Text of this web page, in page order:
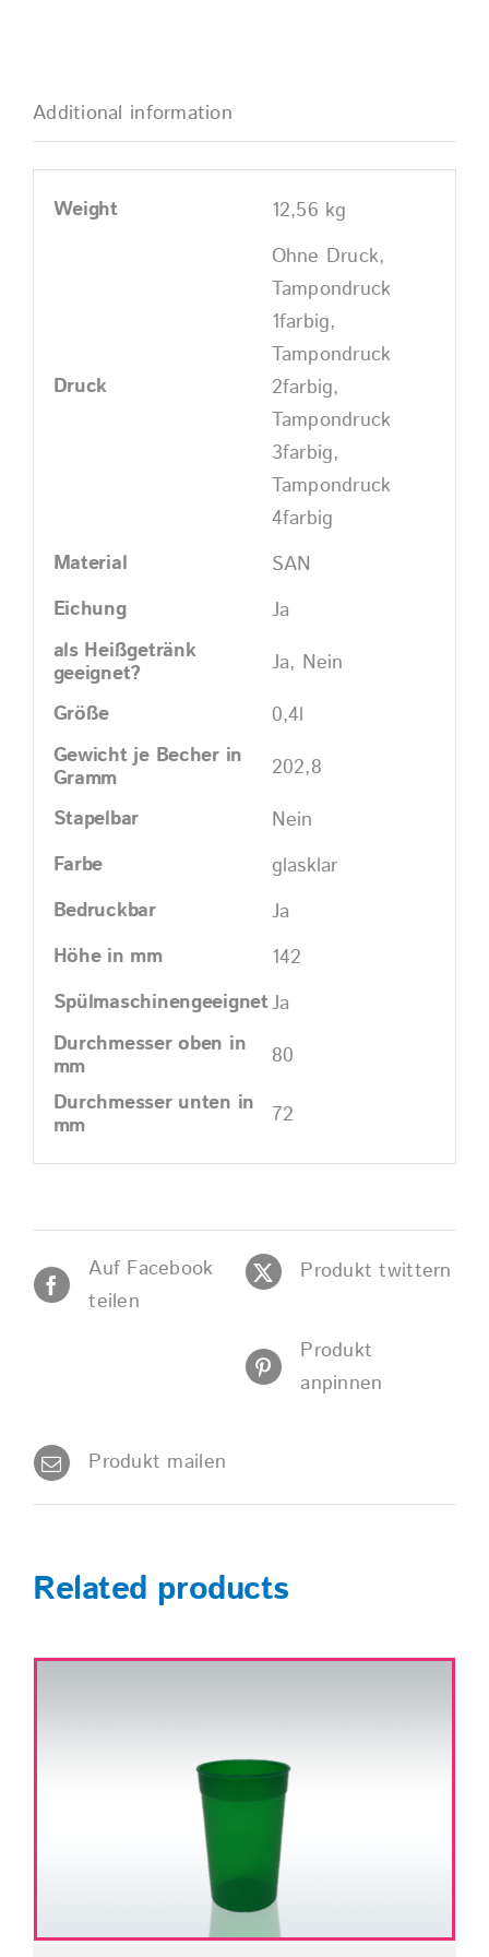
Additional information
Weight 12,56 kg
Druck
Ohne Druck,
Tampondruck
1farbig,
Tampondruck
2farbig,
Tampondruck
3farbig,
Tampondruck
4farbig
Material
SAN
Eichung
Ja
als Heißgetränk
geeignet?
Ja, Nein
Größe
0,4l
Gewicht je Becher in
Gramm
202,8
Stapelbar
Nein
Farbe
glasklar
Bedruckbar
Ja
Höhe in mm
142
SpülmaschinengeeignetJa
Durchmesser oben in
mm
80
Durchmesser unten in
mm
72
Auf Facebook
teilen
Produkt twittern
Produkt
anpinnen
Produkt mailen
Related products